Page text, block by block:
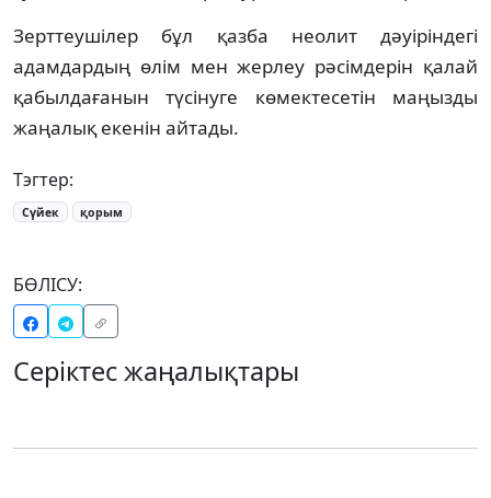
Зерттеушілер бұл қазба неолит дәуіріндегі
адамдардың өлім мен жерлеу рәсімдерін қалай
қабылдағанын түсінуге көмектесетін маңызды
жаңалық екенін айтады.
Тэгтер:
Сүйек қорым
БӨЛІСУ:
Серіктес жаңалықтары